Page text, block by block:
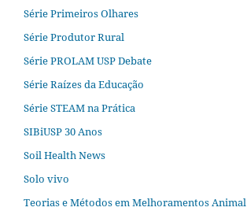
Série Primeiros Olhares
Série Produtor Rural
Série PROLAM USP Debate
Série Raízes da Educação
Série STEAM na Prática
SIBiUSP 30 Anos
Soil Health News
Solo vivo
Teorias e Métodos em Melhoramentos Animal